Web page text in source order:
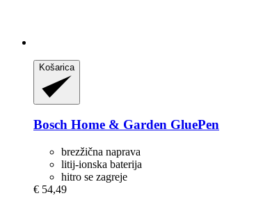
Košarica
Bosch Home & Garden GluePen
brezžična naprava
litij-ionska baterija
hitro se zagreje
€ 54,49